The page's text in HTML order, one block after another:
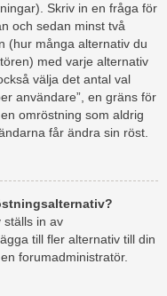
Skriv in en fråga för
och sedan minst två
(hur många alternativ du
med varje alternativ
välja det antal val
användare”, en gräns för
omröstning som aldrig
får ändra sin röst.
ställs in av
till fler alternativ till din
forumadministratör.